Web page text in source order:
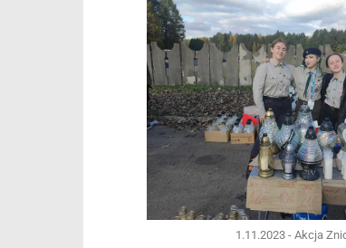
1.11.2023 - Akcja